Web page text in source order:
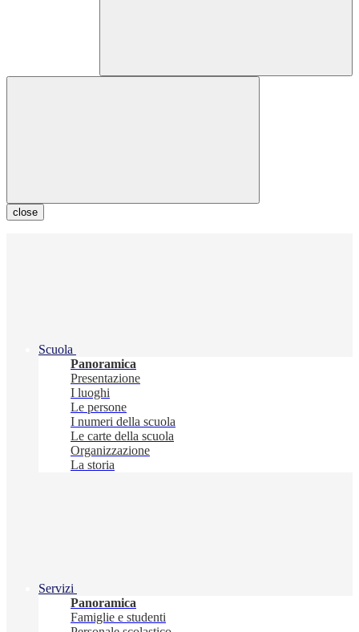
close
Scuola
Panoramica
Presentazione
I luoghi
Le persone
I numeri della scuola
Le carte della scuola
Organizzazione
La storia
Servizi
Panoramica
Famiglie e studenti